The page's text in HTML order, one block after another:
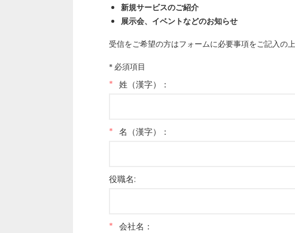
新規サービスのご紹介
展示会、イベントなどのお知らせ
受信をご希望の方はフォームに必要事項をご記入の
* 必須項目
* 姓（漢字）：
* 名（漢字）：
役職名:
* 会社名：